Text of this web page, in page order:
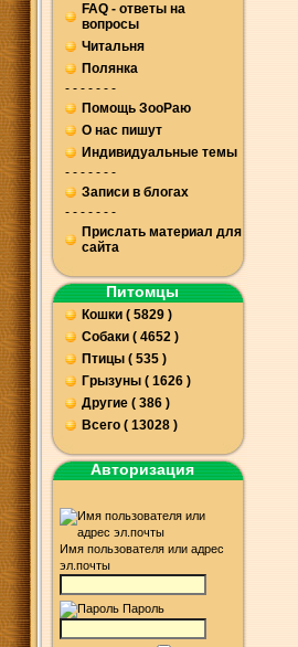
FAQ - ответы на
вопросы
Читальня
Полянка
- - - - - - -
Помощь ЗооРаю
О нас пишут
Индивидуальные темы
- - - - - - -
Записи в блогах
- - - - - - -
Прислать материал для
сайта
Питомцы
Кошки ( 5829 )
Собаки ( 4652 )
Птицы ( 535 )
Грызуны ( 1626 )
Другие ( 386 )
Всего ( 13028 )
Авторизация
Имя пользователя или адрес
эл.почты
Пароль